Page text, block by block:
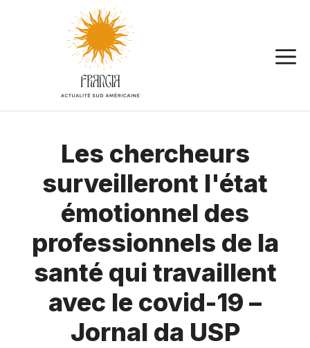
Les chercheurs
surveilleront l'état
émotionnel des
professionnels de la
santé qui travaillent
avec le covid-19 –
Jornal da USP